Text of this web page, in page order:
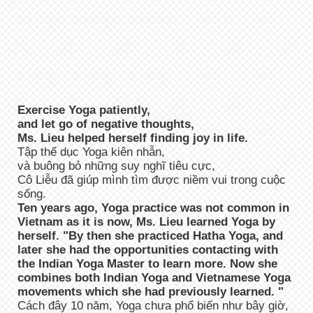
Exercise Yoga patiently,
and let go of negative thoughts,
Ms. Lieu helped herself finding joy in life.
Tập thể dục Yoga kiên nhẫn,
và buông bỏ những suy nghĩ tiêu cực,
Cô Liễu đã giúp mình tìm được niềm vui trong cuộc
sống.
Ten years ago, Yoga practice was not common in
Vietnam as it is now, Ms. Lieu learned Yoga by
herself. "By then she practiced Hatha Yoga, and
later she had the opportunities contacting with
the Indian Yoga Master to learn more. Now she
combines both Indian Yoga and Vietnamese Yoga
movements which she had previously learned. "
Cách đây 10 năm, Yoga chưa phổ biến như bây giờ,